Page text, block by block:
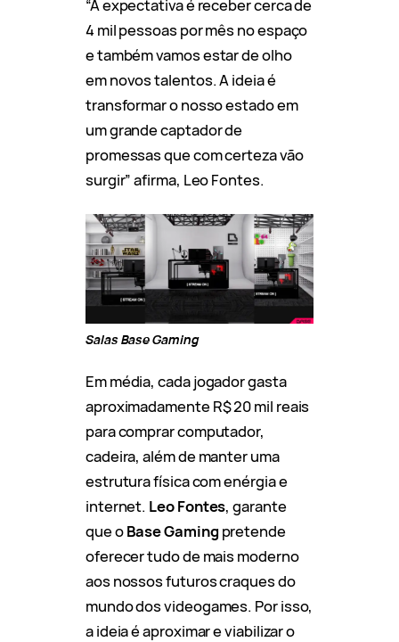
“A expectativa é receber cerca de
4 mil pessoas por mês no espaço
e também vamos estar de olho
em novos talentos. A ideia é
transformar o nosso estado em
um grande captador de
promessas que com certeza vão
surgir” afirma, Leo Fontes.
SalasBase Gaming
Em média, cada jogador gasta
aproximadamente R$ 20 mil reais
para comprar computador,
cadeira, além de manter uma
estrutura física com enérgia e
internet. Leo Fontes, garante
que oBase Gamingpretende
oferecer tudo de mais moderno
aos nossos futuros craques do
mundo dos videogames. Por isso,
a ideia é aproximar e viabilizar o